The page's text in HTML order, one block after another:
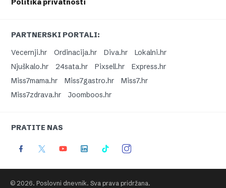
Politika privatnosti
PARTNERSKI PORTALI:
Vecernji.hr
Ordinacija.hr Diva.hr
Lokalni.hr
Njuškalo.hr
24sata.hr Pixsell.hr
Express.hr
Miss7mama.hr
Miss7gastro.hr
Miss7.hr
Miss7zdrava.hr
Joomboos.hr
PRATITE NAS
© 2026. Poslovni dnevnik. Sva prava pridržana.